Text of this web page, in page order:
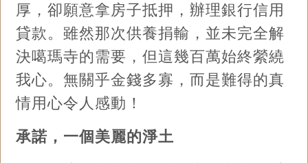
厚，卻願意拿房子抵押，辦理銀行信用
貸款。雖然那次供養捐輸，並未完全解
決噶瑪寺的需要，但這幾百萬始終縈繞
我心。無關乎金錢多寡，而是難得的真
情用心令人感動！
承諾，一個美麗的淨土